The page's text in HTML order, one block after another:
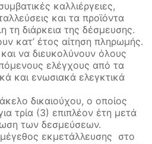
καλλιέργειες,
και τα προϊόντα
τη διάρκεια της δέσμευσης.
κατ’ έτος αίτηση πληρωμής.
να διευκολύνουν όλους
ελέγχους από τα
και ενωσιακά ελεγκτικά
δικαιούχου, ο οποίος
τρία (3) επιπλέον έτη μετά
των δεσμεύσεων.
εκμετάλλευσης στο